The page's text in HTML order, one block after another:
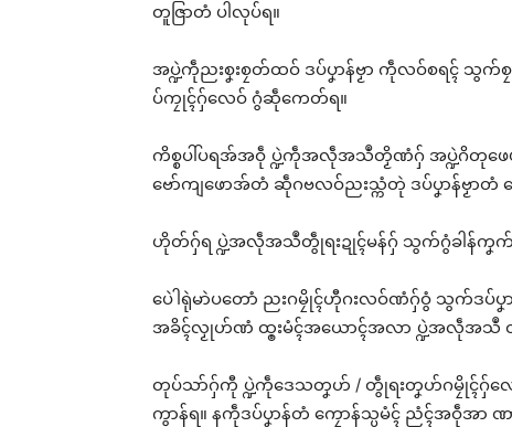
တူဇြာတံ ပါလုပ်ရ။
အပ္ဍဲကဵုညးစၞးစၠတ်ထဝ် ဒပ်ပၞာန်ဗၟာ ကဵုလဝ်စရၚ် သွက်
ပ်ကၠုၚ်ဂှ်လေဝ် ဂွံဆဵုကေတ်ရ။
ကိစ္စပါ်ပရအ်အဝဵု ပ္ဍဲကဵုအလဵုအသဳတၟိဏံဂှ် အပ္ဍဲဂိတုဖ
ဗော်ကျဖောအ်တံ ဆဵုဂဗလဝ်ညးသ္ကံတုဲ ဒပ်ပၞာန်ဗၟာတံ
ဟိုတ်ဂှ်ရ ပ္ဍဲအလဵုအသဳတွဵုရးဍုၚ်မန်ဂှ် သွက်ဂွံခါန်ကၞက်အ
ပေဲါရုဲမာဲပတောံ ညးဂမၠိုၚ်ဟီုဂးလဝ်ဏံဂှ်ဝွံ သွက်ဒပ်ပၞ
အခိၚ်လၟုဟ်ဏံ ထ္ၜးမံၚ်အယောၚ်အလာ ပ္ဍဲအလဵုအသဳ
တုပ်သာ်ဂှ်ကီု ပ္ဍဲကဵုဒေသတၞဟ် / တွဵုရးတၞဟ်ဂမၠိုၚ်ဂှ်လေ
ကွာန်ရ။ နကဵုဒပ်ပၞာန်တံ ကၠောန်သ္ပမံၚ် ညံၚ်အဝဵုအာ